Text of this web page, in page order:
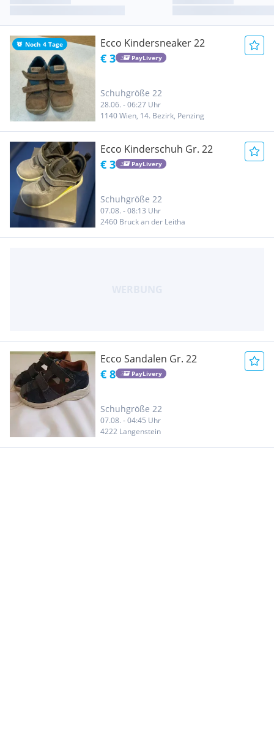
Noch 4 Tage Ecco Kindersneaker 22
€ 3 PayLivery
Schuhgröße 22
28.06. - 06:27 Uhr
1140 Wien, 14. Bezirk, Penzing
Ecco Kinderschuh Gr. 22
€ 3 PayLivery
Schuhgröße 22
07.08. - 08:13 Uhr
2460 Bruck an der Leitha
Ecco Sandalen Gr. 22
€ 8 PayLivery
Schuhgröße 22
07.08. - 04:45 Uhr
4222 Langenstein